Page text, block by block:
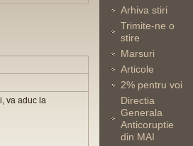
va aduc la
Arhiva stiri
Trimite-ne o
stire
Marsuri
Articole
2% pentru voi
Directia
Generala
Anticoruptie
din MAI